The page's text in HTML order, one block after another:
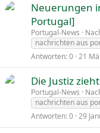
Neuerungen
Portugal]
Portugal-News
nachrichten aus
Antworten 0 21
Die Justiz
Portugal-News
nachrichten aus
Antworten 0 29